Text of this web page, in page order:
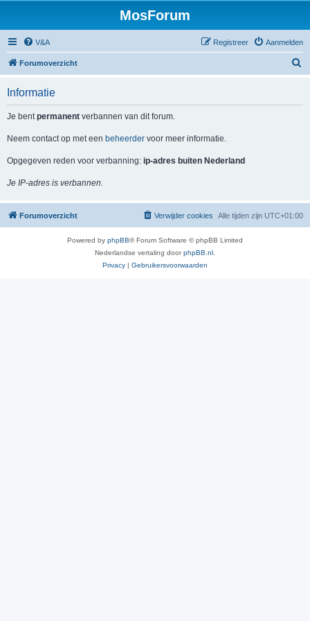
MosForum
V&A Aanmelden
Registreer
Forumoverzicht
Informatie
Je bentpermanent verbannen van dit forum.
Neem contact op met een beheerder voor meer informatie.
Opgegeven reden voor verbanning: ip-adres buiten Nederland
Je IP-adres is verbannen.
Forumoverzicht Alle tijden zijn UTC+01:00
Verwijder cookies
Powered by phpBB® Forum Software © phpBB Limited
Nederlandse vertaling doorphpBB.nl
Privacy | Gebruikersvoorwaarden